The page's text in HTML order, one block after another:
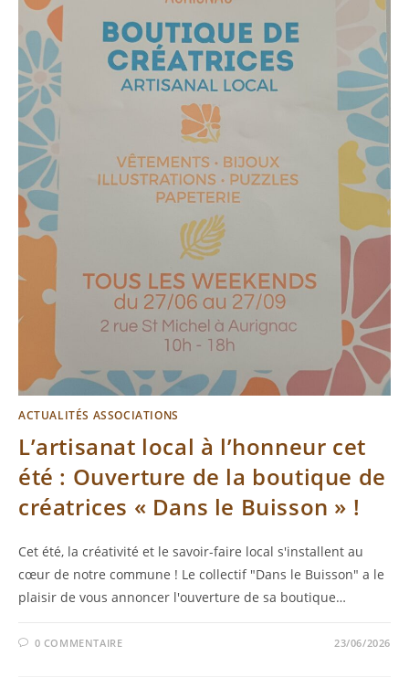
ACTUALITÉS ASSOCIATIONS
L’artisanat local à l’honneur cet
été : Ouverture de la boutique de
créatrices « Dans le Buisson » !
Cet été, la créativité et le savoir-faire local s'installent au
cœur de notre commune ! Le collectif "Dans le Buisson" a le
plaisir de vous annoncer l'ouverture de sa boutique…
0 COMMENTAIRE 23/06/2026